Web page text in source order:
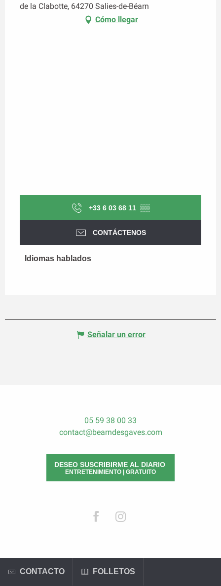
de la Clabotte, 64270 Salies-de-Béarn
Cómo llegar
+33 6 03 68 11 ▒▒
CONTÁCTENOS
Idiomas hablados
Idiomas hablados
Señalar un error
05 59 38 00 33
contact@bearndesgaves.com
DESEO SUSCRIBIRME AL DIARIO
ENTRETENIMIENTO | GRATUITO
CONTACTO FOLLETOS